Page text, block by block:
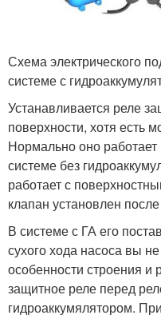
Схема электрического
системе с
Устанавливается реле
поверхности, хотя есть
Нормально оно
системе без
работает с
клапан установлен
В системе с ГА его
сухого хода насоса вы
особенности строения и
защитное реле перед
гидроаккумялятором.